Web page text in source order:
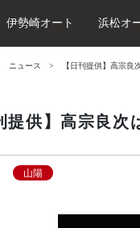
伊勢崎オート 浜松オ
ニュース 【日刊提供】高宗良
提供】高宗良次
山陽